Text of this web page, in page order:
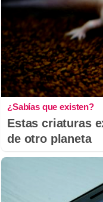
¿Sabías que existen?
Estas criaturas
de otro planeta